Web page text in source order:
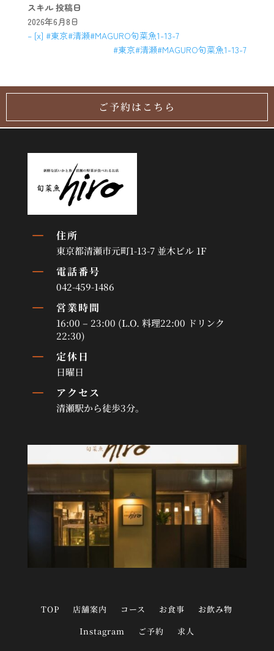
スキル 投稿日
2026年6月8日
– [x] #東京#清瀬#MAGURO旬菜魚1-13-7
#東京#清瀬#MAGURO旬菜魚1-13-7
ご予約はこちら
K 住所
東京都清瀬市元町1-13-7 並木ビル 1F
K 電話番号
042-459-1486
K 営業時間
16:00 – 23:00 (L.O. 料理22:00 ドリンク
22:30)
K 定休日
日曜日
K アクセス
清瀬駅から徒歩3分。
TOP 店舗案内 コース お食事
お飲み物
Instagram
ご予約 求人